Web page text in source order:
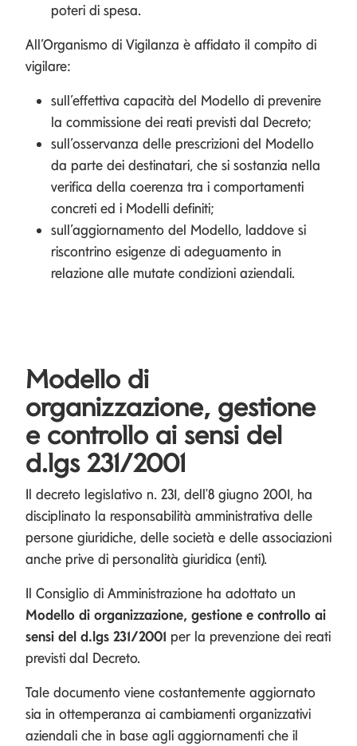
poteri di spesa.
All’Organismo di Vigilanza è affidato il compito di
vigilare:
sull’effettiva capacità del Modello di prevenire
la commissione dei reati previsti dal Decreto;
sull’osservanza delle prescrizioni del Modello
da parte dei destinatari, che si sostanzia nella
verifica della coerenza tra i comportamenti
concreti ed i Modelli definiti;
sull’aggiornamento del Modello, laddove si
riscontrino esigenze di adeguamento in
relazione alle mutate condizioni aziendali.
Modello di
organizzazione, gestione
e controllo ai sensi del
d.lgs 231/2001
Il decreto legislativo n. 231, dell'8 giugno 2001, ha
disciplinato la responsabilità amministrativa delle
persone giuridiche, delle società e delle associazioni
anche prive di personalità giuridica (enti).
Il Consiglio di Amministrazione ha adottato un
Modello di organizzazione, gestione e controllo ai
sensi del d.lgs 231/2001 per la prevenzione dei reati
previsti dal Decreto.
Tale documento viene costantemente aggiornato
sia in ottemperanza ai cambiamenti organizzativi
aziendali che in base agli aggiornamenti che il